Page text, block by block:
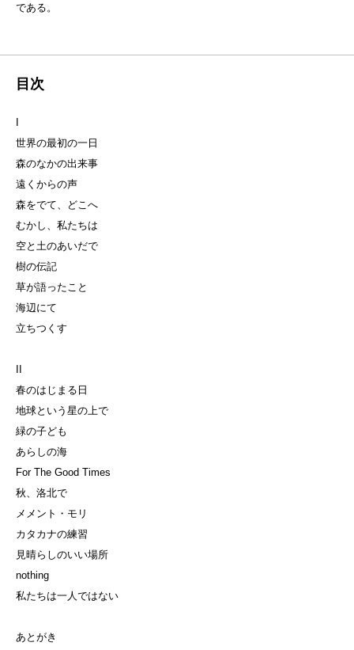
である。
目次
世界の最初の一日
森のなかの出来事
遠くからの声
森をでて、どこへ
むかし、私たちは
空と土のあいだで
樹の伝記
草が語ったこと
海辺にて
立ちつくす
春のはじまる日
地球という星の上で
緑の子ども
あらしの海
For The Good Times
秋、洛北で
メメント・モリ
カタカナの練習
見晴らしのいい場所
nothing
私たちは一人ではない
あとがき